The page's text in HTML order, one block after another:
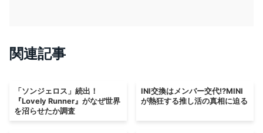
関連記事
「ソンジェロス」続出！
『Lovely Runner』がなぜ世界
を沼らせたか調査
INI交換はメンバー交代!?MINI
が熱狂する推し活の真相に迫る